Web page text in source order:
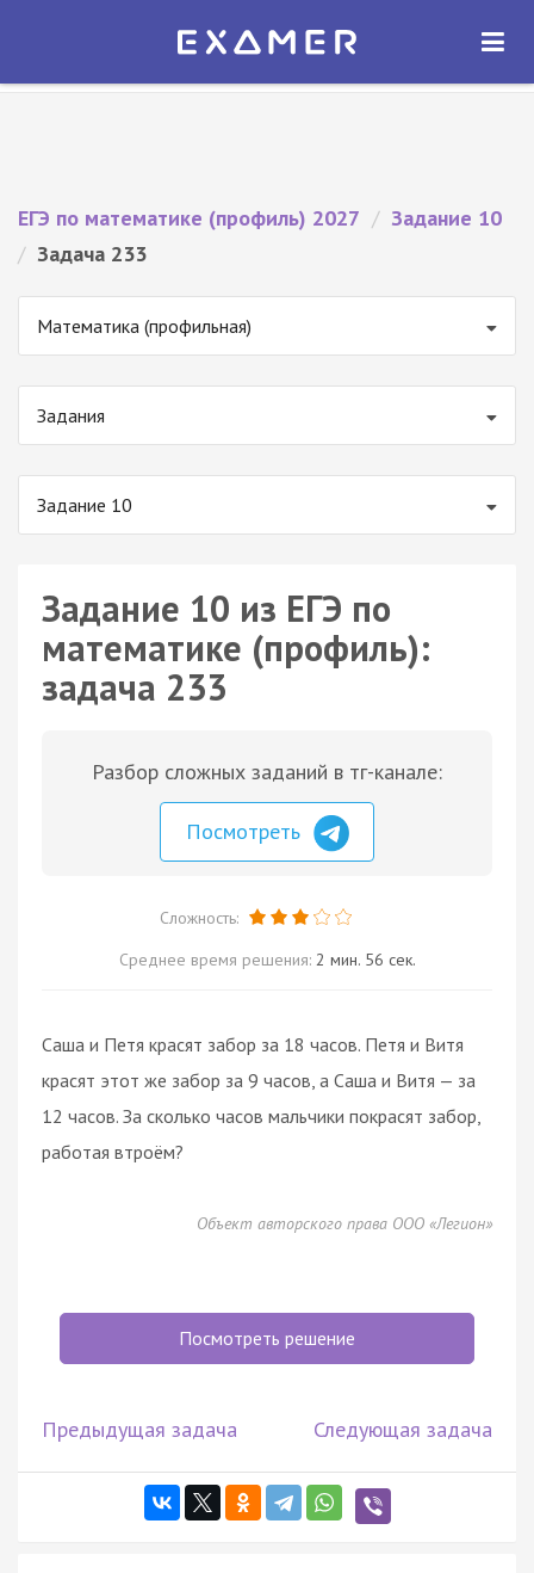
Экзамер — ЕГЭ 2027
ОТКРЫТЬ
ЕГЭ по математике (профиль) 2027 / Задание 10
/ Задача 233
Математика (профильная)
Задания
Задание 10
Задание 10 из ЕГЭ по
математике (профиль):
задача 233
Разбор сложных заданий в тг-канале:
Посмотреть
Сложность:
Среднее время решения: 2 мин. 56 сек.
Саша и Петя красят забор за 18 часов. Петя и Витя
красят этот же забор за 9 часов, а Саша и Витя — за
12 часов. За сколько часов мальчики покрасят забор,
работая втроём?
Объект авторского права ООО «Легион»
Посмотреть решение
Предыдущая задача Следующая задача